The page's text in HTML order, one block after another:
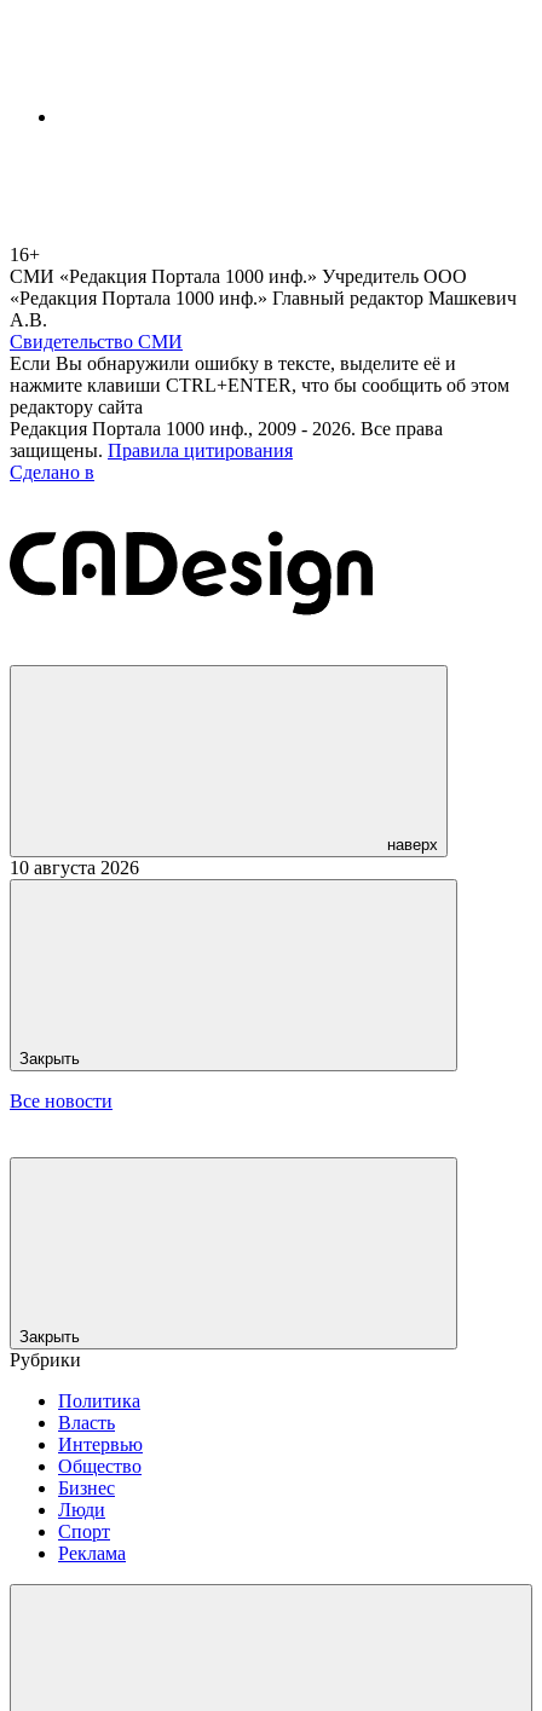
16+
СМИ «Редакция Портала 1000 инф.» Учредитель ООО
«Редакция Портала 1000 инф.» Главный редактор Машкевич
А.В.
Свидетельство СМИ
Если Вы обнаружили ошибку в тексте, выделите её и
нажмите клавиши CTRL+ENTER, что бы сообщить об этом
редактору сайта
Редакция Портала 1000 инф., 2009 - 2026. Все права
защищены. Правила цитирования
Сделано в
наверх
10 августа 2026
Закрыть
Все новости
Закрыть
Рубрики
Политика
Власть
Интервью
Общество
Бизнес
Люди
Спорт
Реклама